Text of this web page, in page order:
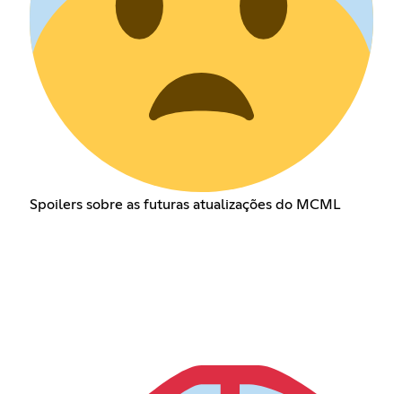
Spoilers sobre as futuras atualizações do MCML